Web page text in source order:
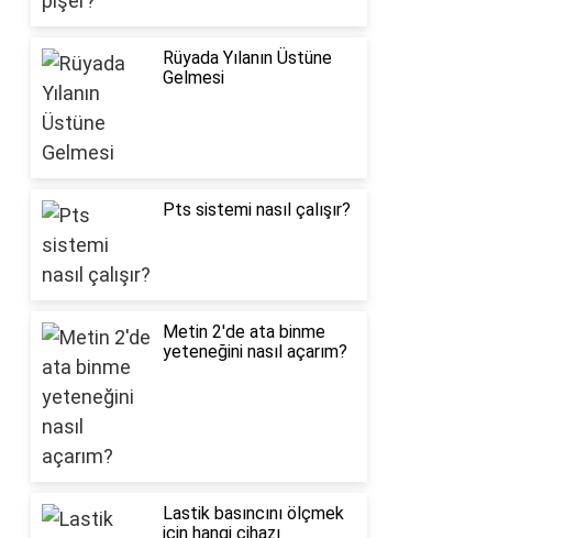
Rüyada Yılanın Üstüne
Gelmesi
Pts sistemi nasıl çalışır?
Metin 2'de ata binme
yeteneğini nasıl açarım?
Lastik basıncını ölçmek
için hangi cihazı